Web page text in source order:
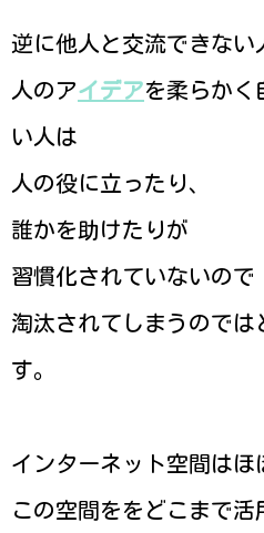
逆に他人と交流できない
人のアイデアを柔らかく
い人は
人の役に立ったり、
誰かを助けたりが
習慣化されていないので
淘汰されてしまうので
す。
インターネット空間はほ
この空間ををどこまで活